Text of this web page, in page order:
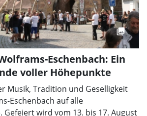
Eschenbach: Ein
voller Höhepunkte
Musik, Tradition und Geselligkeit
Eschenbach auf alle
Gefeiert wird vom 13. bis 17. August